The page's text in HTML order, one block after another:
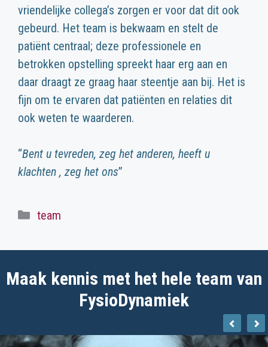
vriendelijke collega’s zorgen er voor dat dit ook
gebeurd. Het team is bekwaam en stelt de
patiënt centraal; deze professionele en
betrokken opstelling spreekt haar erg aan en
daar draagt ze graag haar steentje aan bij. Het is
fijn om te ervaren dat patiënten en relaties dit
ook weten te waarderen.
“Bent u tevreden, zeg het anderen, heeft u
klachten , zeg het ons”
Categorieën
team
Maak kennis met het hele team van
FysioDynamiek